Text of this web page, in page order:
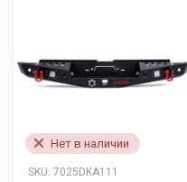
Нет в наличии
SKU: 7025DKA111